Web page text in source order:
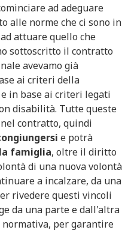
ad adeguare
alle norme che ci sono in
attuare quello che
sottoscritto il contratto
avevamo già
ai criteri della
in base ai criteri legati
disabilità. Tutte queste
contratto, quindi
e potrà
famiglia, oltre il diritto
di una nuova volontà
a incalzare, da una
rivedere questi vincoli
da una parte e dall'altra
per garantire